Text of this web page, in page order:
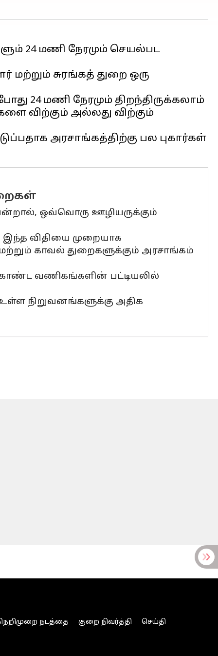
24 மணி நேரமும் செயல்பட
மற்றும் சுரங்கத் துறை ஒரு
24 மணி நேரமும் திறந்திருக்கலாம்
விற்கும் அல்லது விற்கும்
அரசாங்கத்திற்கு பல புகார்கள்
ஒவ்வொரு ஊழியருக்கும்
இந்த விதியை முறையாக
காவல் துறைகளுக்கும் அரசாங்கம்
வணிகங்களின் பட்டியலில்
நிறுவனங்களுக்கு அதிக
நடத்தை குறை நிவர்த்தி செய்தி